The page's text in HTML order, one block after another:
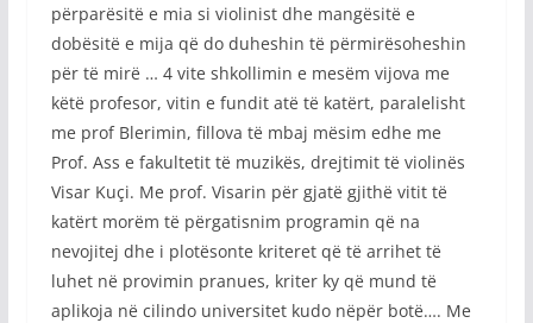
përparësitë e mia si violinist dhe mangësitë e
dobësitë e mija që do duheshin të përmirësoheshin
për të mirë … 4 vite shkollimin e mesëm vijova me
këtë profesor, vitin e fundit atë të katërt, paralelisht
me prof Blerimin, fillova të mbaj mësim edhe me
Prof. Ass e fakultetit të muzikës, drejtimit të violinës
Visar Kuçi. Me prof. Visarin për gjatë gjithë vitit të
katërt morëm të përgatisnim programin që na
nevojitej dhe i plotësonte kriteret që të arrihet të
luhet në provimin pranues, kriter ky që mund të
aplikoja në cilindo universitet kudo nëpër botë…. Me